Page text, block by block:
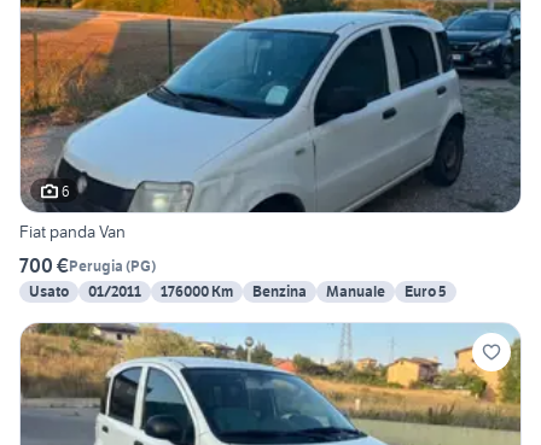
6
Fiat panda Van
700 €Perugia (PG)
Usato
01/2011 176000 Km Benzina Manuale Euro 5